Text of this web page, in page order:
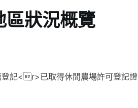
區狀況概覽
記<r>已取得休閒農場許可登記證